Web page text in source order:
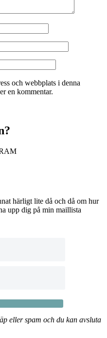
och webbplats i denna
en kommentar.
härligt lite då och då om hur
upp dig på min maillista
eller spam och du kan avsluta